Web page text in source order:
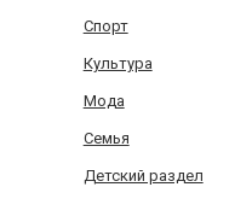
Спорт
Культура
Мода
Семья
Детский раздел